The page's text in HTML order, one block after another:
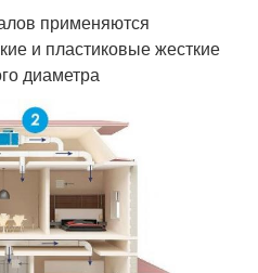
применяются
и пластиковые жесткие
диаметра